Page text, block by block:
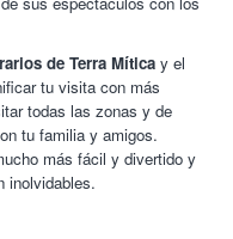
de Terra Mítica y el
tu visita con más
todas las zonas y de
tu familia y amigos.
más fácil y divertido y
inolvidables.